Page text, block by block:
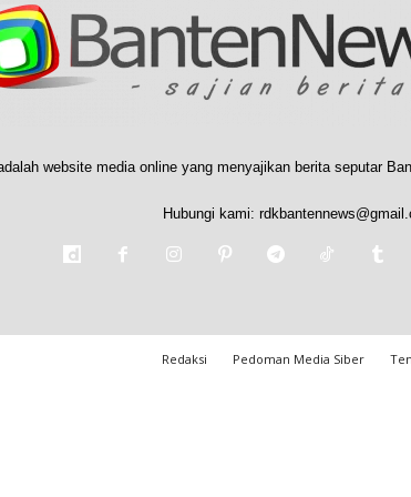
website media online yang menyajikan berita seputar
Hubungi kami:
Redaksi Pedoman Media Siber